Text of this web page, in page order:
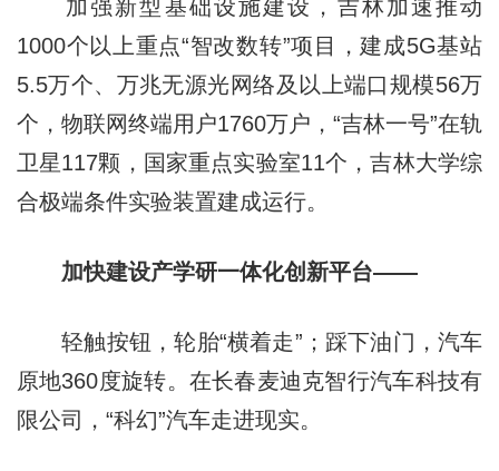
加强新型基础设施建设，吉林加速推动
1000个以上重点“智改数转”项目，建成5G基站
5.5万个、万兆无源光网络及以上端口规模56万
个，物联网终端用户1760万户，“吉林一号”在轨
卫星117颗，国家重点实验室11个，吉林大学综
合极端条件实验装置建成运行。
加快建设产学研一体化创新平台——
轻触按钮，轮胎“横着走”；踩下油门，汽车
原地360度旋转。在长春麦迪克智行汽车科技有
限公司，“科幻”汽车走进现实。